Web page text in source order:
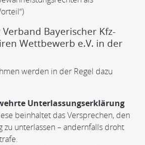
Bayerischer Kfz-
Wettbewerb e.V. in der
werden in der Regel dazu
Unterlassungserklärung
beinhaltet das Versprechen, den
zu unterlassen – andernfalls droht